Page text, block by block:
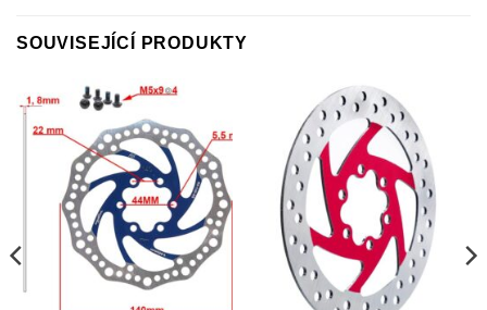
SOUVISEJÍCÍ PRODUKTY